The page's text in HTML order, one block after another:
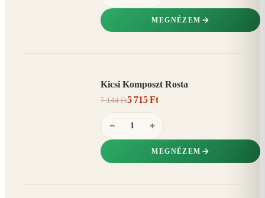
MEGNÉZEM
Kicsi Komposzt Rosta
7 144 Ft5 715 Ft
− +
MEGNÉZEM